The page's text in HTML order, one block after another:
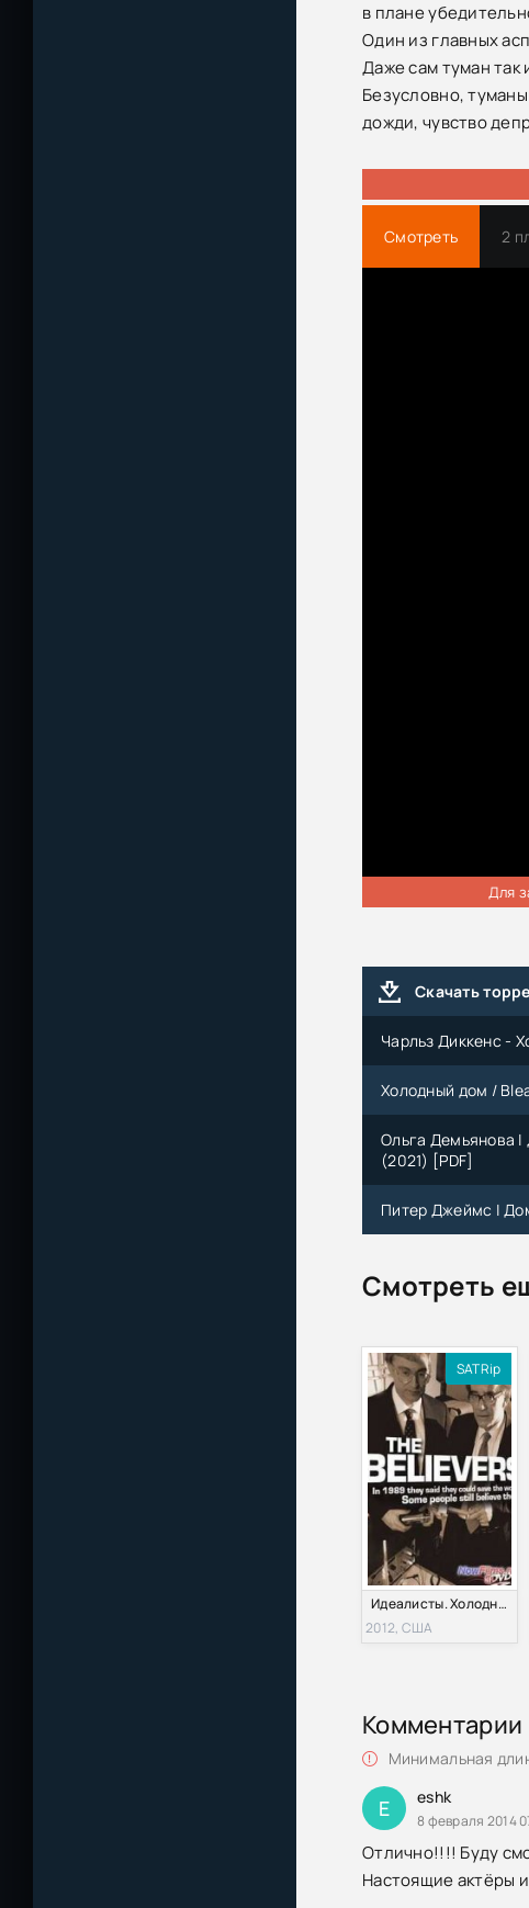
в плане
Один из главных
Даже сам туман так
Безусловно,
дожди, чувство
Смотреть 2
Для
Скачать
Чарльз Диккенс -
Холодный дом /
Ольга Демьянова |
(2021) [PDF]
Питер Джеймс |
Смотреть
SATRip
Идеалисты. Холодный Синтез (2012)
2012, США
Комментарии
Минимальная
E eshk
8 февраля 2014
Отлично!!!! Буду
Настоящие актёры